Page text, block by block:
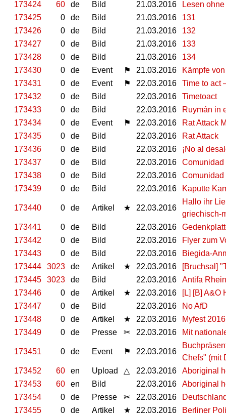
173424 60 de Bild 21.03.2016
Lesen
173425
0 de Bild 21.03.2016
131
173426
0 de Bild 21.03.2016
132
173427
0 de Bild 21.03.2016
133
173428
0 de Bild 21.03.2016
134
173430
0 de Event ⚑ 21.03.2016
Kämpfe
173431
0 de Event ⚑ 22.03.2016
Time to act
173432
0 de Bild 22.03.2016
Timetoact
173433
0 de Bild 22.03.2016
Ruymán in
173434
0 de Event ⚑ 22.03.2016
Rat Attack
173435
0 de Bild 22.03.2016
Rat Attack
173436
0 de Bild 22.03.2016
¡No al
173437
0 de Bild 22.03.2016
Comunidad
173438
0 de Bild 22.03.2016
Comunidad
173439
0 de Bild 22.03.2016 Kaputte
173440 0 de Artikel ★ 22.03.2016
Hallo ihr
griechisch-
173441
0 de Bild 22.03.2016
173442
0 de Bild 22.03.2016
Flyer zum
173443
0 de Bild 22.03.2016
Biegida-
173444
3023 de Artikel ★ 22.03.2016
[Bruchsal]
173445
3023 de Bild 22.03.2016
Antifa
173446
0 de Artikel ★ 22.03.2016
[L] [B] A&O
173447
0 de Bild 22.03.2016
No AfD
173448
0 de Artikel ★ 22.03.2016
Myfest 2016
173449
0 de Presse ✂ 22.03.2016 Mit
173451 0 de Event ⚑ 22.03.2016
Chefs" (mit
173452
60 en Upload △ 22.03.2016
Aboriginal
173453
60 en Bild 22.03.2016
Aboriginal
173454
0 de Presse ✂ 22.03.2016
173455
0 de Artikel ★ 22.03.2016
Berliner